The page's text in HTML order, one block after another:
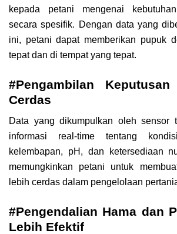
kepada petani mengenai
secara spesifik. Dengan data yang
ini, petani dapat memberikan pupuk
tepat dan di tempat yang tepat.
#Pengambilan
Cerdas
Data yang dikumpulkan oleh sensor
informasi real-time tentang
kelembapan, pH, dan ketersediaan
memungkinkan petani untuk
lebih cerdas dalam pengelolaan
#Pengendalian Hama dan
Lebih Efektif